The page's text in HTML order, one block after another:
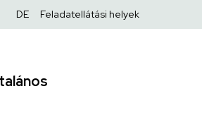
Felső
DE Feladatellátási helyek